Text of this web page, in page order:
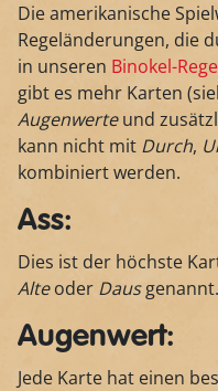
Die amerikanische
Regeländerungen, die
in unseren Binokel-
gibt es mehr Karten
Augenwerteund
kann nicht mit Durch,
kombiniert werden.
Ass:
Dies ist der höchste
Alteoder Dausgenannt.
Augenwert:
Jede Karte hat einen